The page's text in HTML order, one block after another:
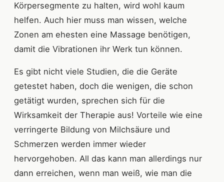
Körpersegmente zu halten, wird wohl kaum
helfen. Auch hier muss man wissen, welche
Zonen am ehesten eine Massage benötigen,
damit die Vibrationen ihr Werk tun können.
Es gibt nicht viele Studien, die die Geräte
getestet haben, doch die wenigen, die schon
getätigt wurden, sprechen sich für die
Wirksamkeit der Therapie aus! Vorteile wie eine
verringerte Bildung von Milchsäure und
Schmerzen werden immer wieder
hervorgehoben. All das kann man allerdings nur
dann erreichen, wenn man weiß, wie man die